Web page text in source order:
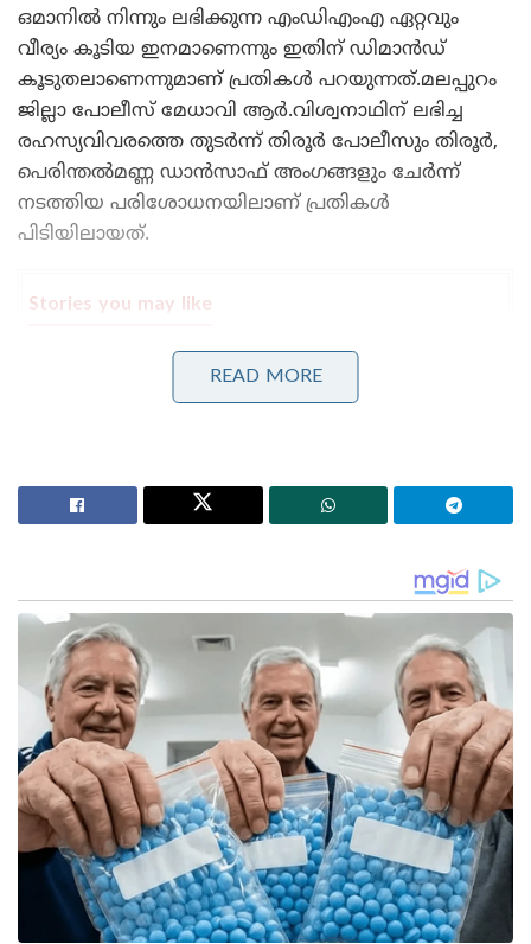
ഒമാനിൽ നിന്നും ലഭിക്കുന്ന എംഡിഎംഎ ഏറ്റവും
വീര്യം കൂടിയ ഇനമാണെന്നും ഇതിന് ഡിമാൻഡ്
കൂടുതലാണെന്നുമാണ് പ്രതികൾ പറയുന്നത്.മലപ്പുറം
ജില്ലാ പോലീസ് മേധാവി ആർ.വിശ്വനാഥിന് ലഭിച്ച
രഹസ്യവിവരത്തെ തുടർന്ന് തിരൂർ പോലീസും തിരൂർ,
പെരിന്തൽമണ്ണ ഡാൻസാഫ് അംഗങ്ങളും ചേർന്ന്
നടത്തിയ പരിശോധനയിലാണ് പ്രതികൾ
പിടിയിലായത്.
Stories you may like
പോലീസിനെ വെല്ലുവിളിച്ച് ഒളിവിൽ കഴിഞ്ഞ അർജുൻ
ആയങ്കി ഒടുവിൽ വലയിൽ; കണ്ണൂരിലെ
അപാർട്മെന്റിൽ നിന്ന് പൊക്കിയത് നാടകീയമായി!
അർജുൻ ആയങ്കി
ഹൈദരലി ദിവസങ്ങൾക്കു മുൻപ് വിസിറ്റിംഗിനായി
ഒമാനിൽ പോയതായിരുന്നു. മൂന്ന് ദിവസം മുമ്പ്
മുംബൈയിലെത്തി മറ്റു രണ്ടുപേരെയും കൂട്ടി അവിടെ
നിന്നും ട്രെയിൻ വഴിയാണ് തിരൂരിൽ എത്തിയത്.
റെയിൽവേ സ്റ്റേഷൻ സമീപത്തെ പാർക്കിംഗ്
ഗ്രൗണ്ടിൽ വെച്ച് മയക്കുമരുന്നുമായി കടന്നു കളയാൻ
ശ്രമിക്കവെയാണ് പോലീസിന്റെ വലയിലായത്.
ഒമാനിൽ വെച്ച് പാകിസ്താൻ സ്വദേശിയാ
വിൽപ്പനക്കാരനിൽ നിന്നുമാണ് മയക്കുമരുന്ന്
വാങ്ങിയതെന്നും 360 റിയാൽ നൽകിയതായും
പിടിയിലായ ഹൈദരലി പോലീസിനോട് പറഞ്ഞു.
READ MORE